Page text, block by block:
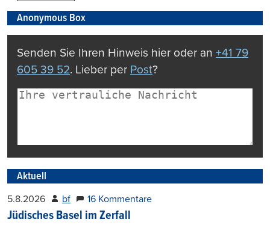
Anonymous Box
Senden Sie Ihren Hinweis hier oder an +41 79
605 39 52. Lieber per Post?
Aktuell
5.8.2026 bf 16 Kommentare
Jüdisches Basel im Zerfall